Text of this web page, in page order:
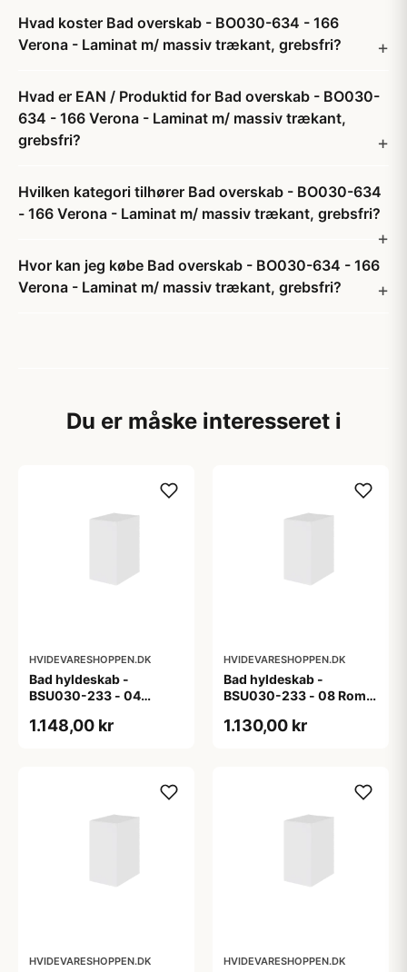
Hvad koster Bad overskab - BO030-634 - 166
Verona - Laminat m/ massiv trækant, grebsfri?
Hvad er EAN / Produktid for Bad overskab - BO030-
634 - 166 Verona - Laminat m/ massiv trækant,
grebsfri?
Hvilken kategori tilhører Bad overskab - BO030-634
- 166 Verona - Laminat m/ massiv trækant, grebsfri?
Hvor kan jeg købe Bad overskab - BO030-634 - 166
Verona - Laminat m/ massiv trækant, grebsfri?
Du er måske interesseret i
HVIDEVARESHOPPEN.DK
Bad hyldeskab -
BSU030-233 - 04
1.148,00 kr
HVIDEVARESHOPPEN.DK
Bad hyldeskab -
BSU030-233 - 08 Roma
1.130,00 kr
HVIDEVARESHOPPEN.DK HVIDEVARESHOPPEN.DK